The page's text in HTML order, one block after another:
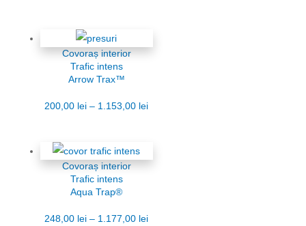
Covoraș interior
Trafic intens
Arrow Trax™
200,00 lei – 1.153,00 lei
Covoraș interior
Trafic intens
Aqua Trap®
248,00 lei – 1.177,00 lei